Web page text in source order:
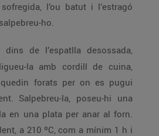
l’ou batut i l’estragó
ho.
dins de l’espatlla desossada,
la amb cordill de cuina,
forats per on es pugui
Salpebreu-la, poseu-hi una
en una plata per anar al forn.
a 210 ºC, com a mínim 1 h i